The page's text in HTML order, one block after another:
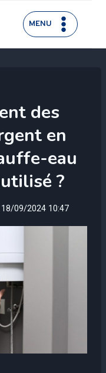
MENU
des
en
eau
?
18/09/2024 10:47